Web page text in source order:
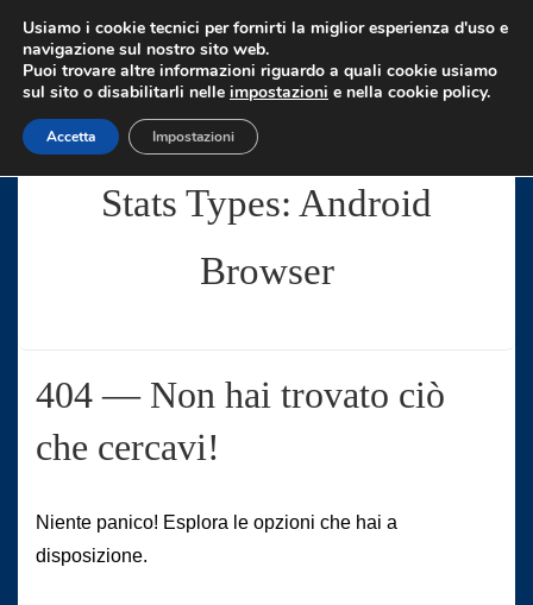
Vai
contenuto
principale
Stats Types: Android
Browser
404 — Non hai trovato ciò
che cercavi!
Niente panico! Esplora le opzioni che hai a
disposizione.
Usiamo i cookie tecnici per fornirti la miglior esperienza d'uso e
navigazione sul nostro sito web.
Puoi trovare altre informazioni riguardo a quali cookie usiamo
sul sito o disabilitarli nelle impostazioni e nella cookie policy.
Accetta Impostazioni